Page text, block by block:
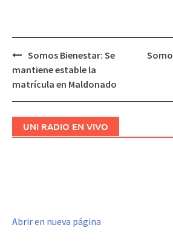
Navegación
de
Somos Bienestar: Se
mantiene estable la
matrícula en Maldonado
UNI RADIO EN VIVO
Abrir en nueva página